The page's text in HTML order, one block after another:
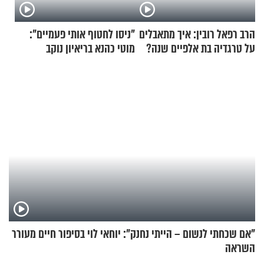
הרב רפאל רובין: איך מתאבלים
על טרגדיה בת אלפיים שנה?
"ניסו לחטוף אותי פעמיים":
מוטי כהנא בריאיון נוקב
"אם שכחתי לנשום – הייתי נחנק": יוחאי לוי בסיפור חיים מעורר
השראה